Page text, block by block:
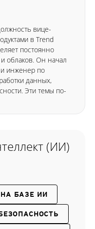
вице-
в Trend
постоянно
облаков. Он начал
и инженер по
данных,
Эти темы по-
(ИИ)
БАЗЕ ИИ